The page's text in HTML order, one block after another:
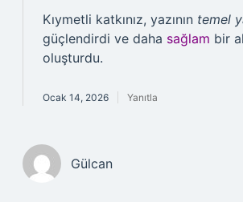
Kıymetli katkınız, yazının temel
güçlendirdi ve daha sağlam bir
oluşturdu.
Ocak 14, 2026 Yanıtla
Gülcan